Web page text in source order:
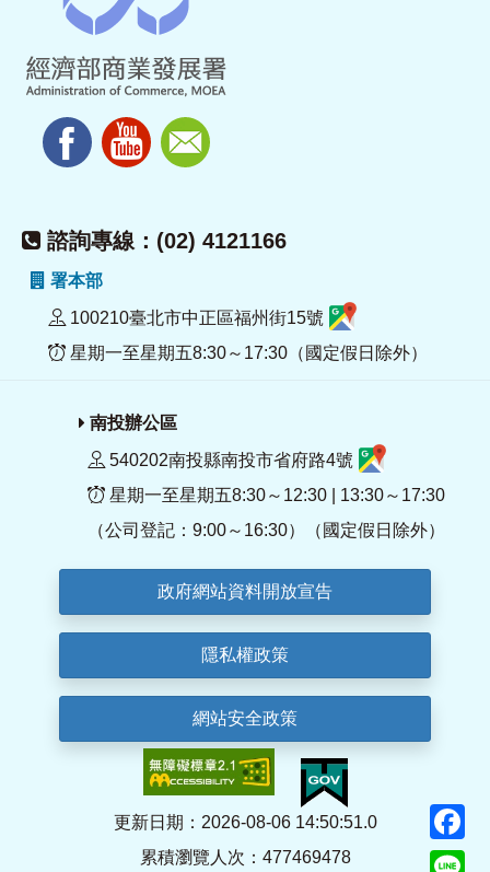
諮詢專線：(02) 4121166
署本部
100210臺北市中正區福州街15號
星期一至星期五8:30～17:30（國定假日除外）
南投辦公區
540202南投縣南投市省府路4號
星期一至星期五8:30～12:30 | 13:30～17:30
（公司登記：9:00～16:30）（國定假日除外）
政府網站資料開放宣告
隱私權政策
網站安全政策
更新日期：2026-08-06 14:50:51.0
累積瀏覽人次：477469478